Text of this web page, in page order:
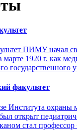
ПИМУ начал
марте 1920 г. как
государственного
факультет
Института охраны
открыт
стал